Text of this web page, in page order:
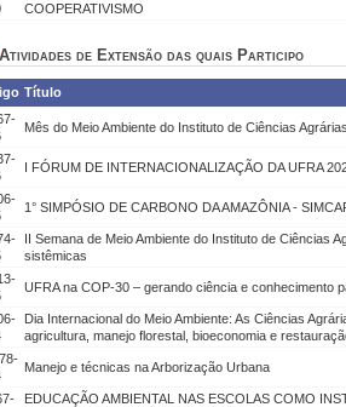
COOPERATIVISMO
Atividades de Extensão das quais Participo
Título
Mês do Meio Ambiente do Instituto de Ciências
I FÓRUM DE INTERNACIONALIZAÇÃO DA UFRA
1° SIMPÓSIO DE CARBONO DA AMAZÔNIA -
II Semana de Meio Ambiente do Instituto de Ciências
sistêmicas
UFRA na COP-30 – gerando ciência e conhecimento
Dia Internacional do Meio Ambiente: As Ciências
agricultura, manejo florestal, bioeconomia e
Manejo e técnicas na Arborização Urbana
EDUCAÇÃO AMBIENTAL NAS ESCOLAS COMO